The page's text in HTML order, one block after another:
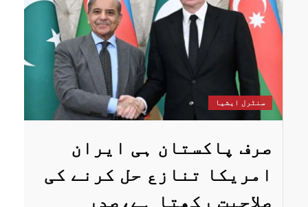
ہی ایران
تنازع حل کرنے کی
رکھتا ہے،صدر
سنٹرل ایشیا